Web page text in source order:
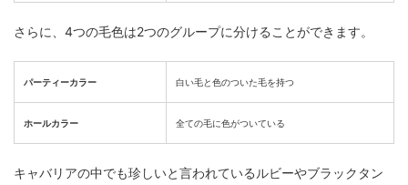
さらに、4つの毛色は2つのグループに分けることができます。
パーティーカラー 白い毛と色のついた毛を持つ
ホールカラー 全ての毛に色がついている
キャバリアの中でも珍しいと言われているルビーやブラックタン